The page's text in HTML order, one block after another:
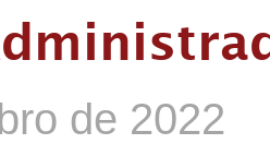
de 2022